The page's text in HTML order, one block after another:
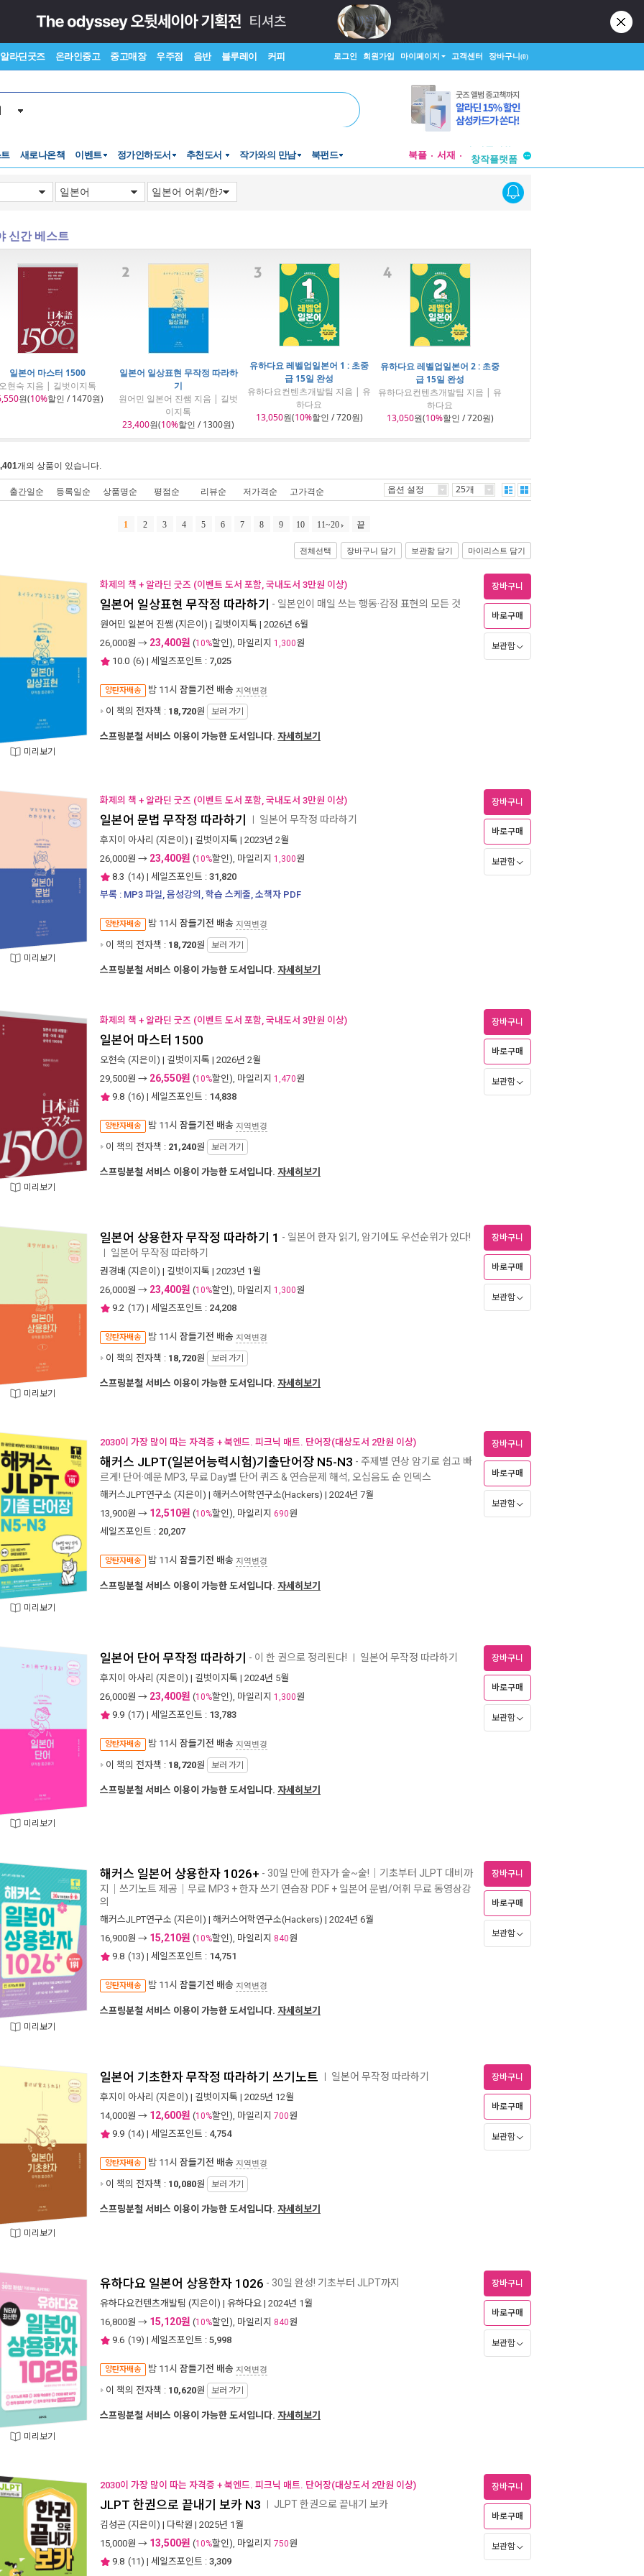
알라딘굿즈 온라인중고 중고매장 우주점 음반 블루레이 커피 로그인 회원가입 마이페이지 고객센터 장바구니(0)
새로나온책 이벤트 정가인하도서 추천도서 작가와의 만남 북펀드 북플 서재
창작플랫폼
신간 베스트
일본어 마스터 1500
현숙 지음 | 길벗이지톡
원(10%할인 / 1470원)
일본어 일상표현 무작정 따라하
기
원어민 일본어 진쌤 지음 | 길벗
이지톡
23,400원(10%할인 / 1300원)
유하다요 레벨업일본어 1 : 초중
급 15일 완성
유하다요컨텐츠개발팀 지음 | 유
하다요
13,050원(10%할인 / 720원)
유하다요 레벨업일본어 2 : 초중
급 15일 완성
유하다요컨텐츠개발팀 지음 | 유
하다요
13,050원(10%할인 / 720원)
개의 상품이 있습니다.
출간일순 등록일순 상품명순 평점순 리뷰순 저가격순 고가격순 옵션 설정 25개
1 2 3 4 5 6 7 8 9 10 11~20 끝
전체선택 장바구니 담기 보관함 담기 마이리스트 담기
미리보기
화제의 책 + 알라딘 굿즈 (이벤트 도서 포함, 국내도서 3만원 이상)
일본어 일상표현 무작정 따라하기 - 일본인이 매일 쓰는 행동·감정 표현의 모든 것
원어민 일본어 진쌤 (지은이) | 길벗이지톡 | 2026년 6월
26,000원 → 23,400원 (10%할인), 마일리지 1,300원
10.0 (6) | 세일즈포인트 : 7,025
양탄자배송 밤 11시 잠들기전 배송 지역변경
이 책의 전자책 : 18,720원 보러 가기
장바구니
바로구매
보관함
스프링분철 서비스 이용이 가능한 도서입니다. 자세히보기
미리보기
화제의 책 + 알라딘 굿즈 (이벤트 도서 포함, 국내도서 3만원 이상)
일본어 문법 무작정 따라하기 일본어 무작정 따라하기
후지이 아사리 (지은이) | 길벗이지톡 | 2023년 2월
26,000원 → 23,400원 (10%할인), 마일리지 1,300원
8.3 (14) | 세일즈포인트 : 31,820
부록 : MP3 파일, 음성강의, 학습 스케줄, 소책자 PDF
양탄자배송 밤 11시 잠들기전 배송 지역변경
이 책의 전자책 : 18,720원 보러 가기
장바구니
바로구매
보관함
스프링분철 서비스 이용이 가능한 도서입니다. 자세히보기
미리보기
화제의 책 + 알라딘 굿즈 (이벤트 도서 포함, 국내도서 3만원 이상)
일본어 마스터 1500
오현숙 (지은이) | 길벗이지톡 | 2026년 2월
29,500원 → 26,550원 (10%할인), 마일리지 1,470원
9.8 (16) | 세일즈포인트 : 14,838
양탄자배송 밤 11시 잠들기전 배송 지역변경
이 책의 전자책 : 21,240원 보러 가기
장바구니
바로구매
보관함
스프링분철 서비스 이용이 가능한 도서입니다. 자세히보기
미리보기
일본어 상용한자 무작정 따라하기 1 - 일본어 한자 읽기, 암기에도 우선순위가 있다!
일본어 무작정 따라하기
권경배 (지은이) | 길벗이지톡 | 2023년 1월
26,000원 → 23,400원 (10%할인), 마일리지 1,300원
9.2 (17) | 세일즈포인트 : 24,208
양탄자배송 밤 11시 잠들기전 배송 지역변경
이 책의 전자책 : 18,720원 보러 가기
장바구니
바로구매
보관함
스프링분철 서비스 이용이 가능한 도서입니다. 자세히보기
미리보기
2030이 가장 많이 따는 자격증 + 북엔드. 피크닉 매트. 단어장(대상도서 2만원 이상)
해커스 JLPT(일본어능력시험)기출단어장 N5-N3 - 주제별 연상 암기로 쉽고 빠
르게! 단어·예문 MP3, 무료 Day별 단어 퀴즈 & 연습문제 해석, 오십음도 순 인덱스
해커스JLPT연구소 (지은이) | 해커스어학연구소(Hackers) | 2024년 7월
13,900원 → 12,510원 (10%할인), 마일리지 690원
세일즈포인트 : 20,207
양탄자배송 밤 11시 잠들기전 배송 지역변경
장바구니
바로구매
보관함
스프링분철 서비스 이용이 가능한 도서입니다. 자세히보기
미리보기
일본어 단어 무작정 따라하기 - 이 한 권으로 정리된다! 일본어 무작정 따라하기
후지이 아사리 (지은이) | 길벗이지톡 | 2024년 5월
26,000원 → 23,400원 (10%할인), 마일리지 1,300원
9.9 (17) | 세일즈포인트 : 13,783
양탄자배송 밤 11시 잠들기전 배송 지역변경
이 책의 전자책 : 18,720원 보러 가기
장바구니
바로구매
보관함
스프링분철 서비스 이용이 가능한 도서입니다. 자세히보기
미리보기
해커스 일본어 상용한자 1026+ - 30일 만에 한자가 술~술!｜기초부터 JLPT 대비까
지｜쓰기노트 제공｜무료 MP3 + 한자 쓰기 연습장 PDF + 일본어 문법/어휘 무료 동영상강
의
해커스JLPT연구소 (지은이) | 해커스어학연구소(Hackers) | 2024년 6월
16,900원 → 15,210원 (10%할인), 마일리지 840원
9.8 (13) | 세일즈포인트 : 14,751
양탄자배송 밤 11시 잠들기전 배송 지역변경
장바구니
바로구매
보관함
스프링분철 서비스 이용이 가능한 도서입니다. 자세히보기
미리보기
일본어 기초한자 무작정 따라하기 쓰기노트 일본어 무작정 따라하기
후지이 아사리 (지은이) | 길벗이지톡 | 2025년 12월
14,000원 → 12,600원 (10%할인), 마일리지 700원
9.9 (14) | 세일즈포인트 : 4,754
양탄자배송 밤 11시 잠들기전 배송 지역변경
이 책의 전자책 : 10,080원 보러 가기
장바구니
바로구매
보관함
스프링분철 서비스 이용이 가능한 도서입니다. 자세히보기
미리보기
유하다요 일본어 상용한자 1026 - 30일 완성! 기초부터 JLPT까지
유하다요컨텐츠개발팀 (지은이) | 유하다요 | 2024년 1월
16,800원 → 15,120원 (10%할인), 마일리지 840원
9.6 (19) | 세일즈포인트 : 5,998
양탄자배송 밤 11시 잠들기전 배송 지역변경
이 책의 전자책 : 10,620원 보러 가기
장바구니
바로구매
보관함
스프링분철 서비스 이용이 가능한 도서입니다. 자세히보기
2030이 가장 많이 따는 자격증 + 북엔드. 피크닉 매트. 단어장(대상도서 2만원 이상)
JLPT 한권으로 끝내기 보카 N3 JLPT 한권으로 끝내기 보카
김성곤 (지은이) | 다락원 | 2025년 1월
15,000원 → 13,500원 (10%할인), 마일리지 750원
9.8 (11) | 세일즈포인트 : 3,309
장바구니
바로구매
보관함